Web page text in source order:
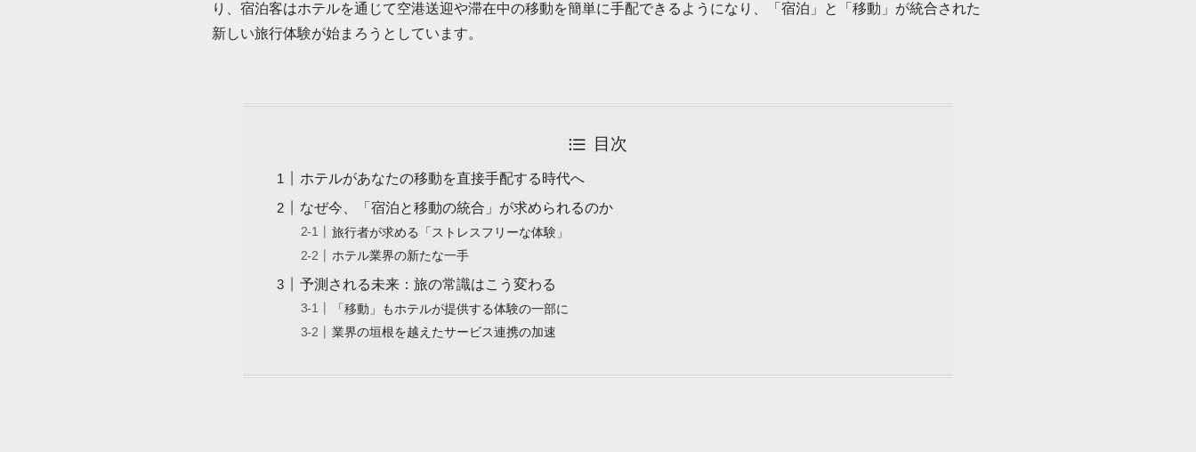
り、宿泊客はホテルを通じて空港送迎や滞在中の移動を簡単に手配できるようになり、「宿泊」と「移動」が統合された
新しい旅行体験が始まろうとしています。
目次
ホテルがあなたの移動を直接手配する時代へ
なぜ今、「宿泊と移動の統合」が求められるのか
旅行者が求める「ストレスフリーな体験」
ホテル業界の新たな一手
予測される未来：旅の常識はこう変わる
「移動」もホテルが提供する体験の一部に
業界の垣根を越えたサービス連携の加速